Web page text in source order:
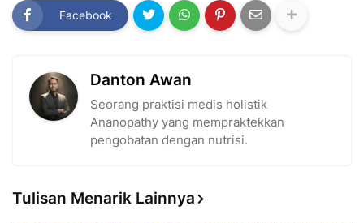
Facebook
Danton Awan
Seorang praktisi medis holistik
Ananopathy yang mempraktekkan
pengobatan dengan nutrisi.
Tulisan Menarik Lainnya